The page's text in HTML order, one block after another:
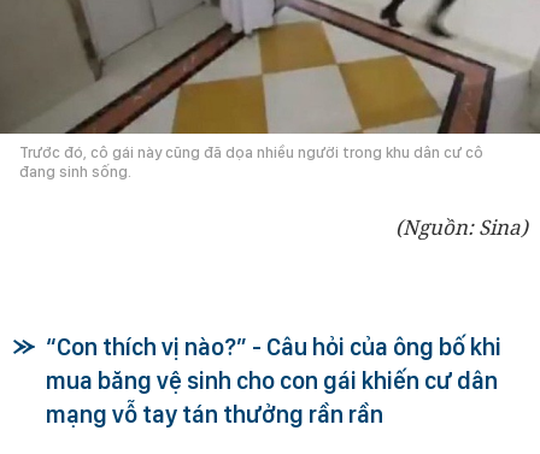
Trước đó, cô gái này cũng đã dọa nhiều người trong khu dân cư cô
đang sinh sống.
(Nguồn: Sina)
“Con thích vị nào?” - Câu hỏi của ông bố khi
mua băng vệ sinh cho con gái khiến cư dân
mạng vỗ tay tán thưởng rần rần